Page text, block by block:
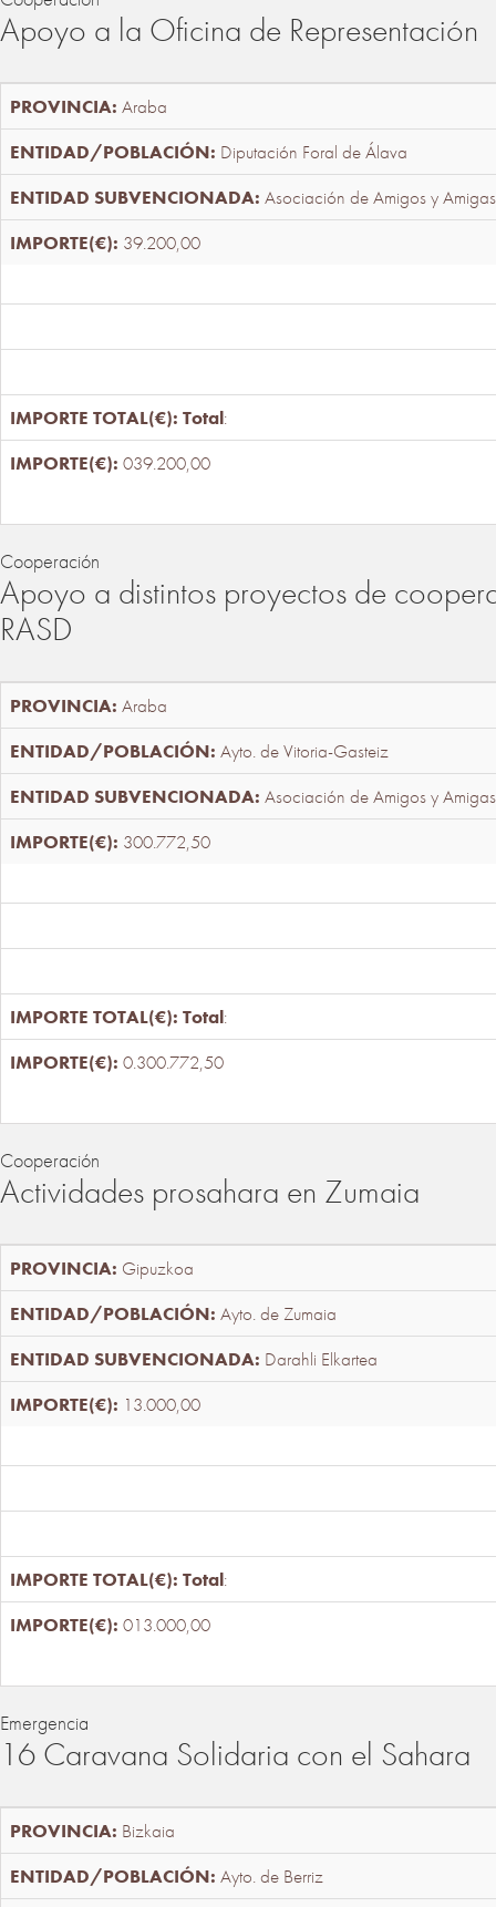
Apoyo a la Oficina de Representación
Araba
Diputación Foral de Álava
Asociación de Amigos y
39.200,00
Total:
039.200,00
Cooperación
Apoyo a distintos proyectos de
RASD
Araba
Ayto. de Vitoria-Gasteiz
Asociación de Amigos y
300.772,50
Total:
0.300.772,50
Cooperación
Actividades prosahara en Zumaia
Gipuzkoa
Ayto. de Zumaia
Darahli Elkartea
13.000,00
Total:
013.000,00
Emergencia
16 Caravana Solidaria con el Sahara
Bizkaia
Ayto. de Berriz